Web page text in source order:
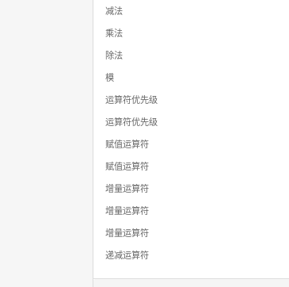
减法
乘法
除法
模
运算符优先级
运算符优先级
赋值运算符
赋值运算符
增量运算符
增量运算符
增量运算符
递减运算符